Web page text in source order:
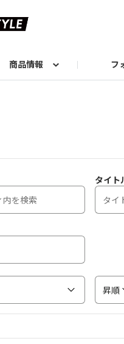
【投票企画】
商品情報 フ
タイト
昇順